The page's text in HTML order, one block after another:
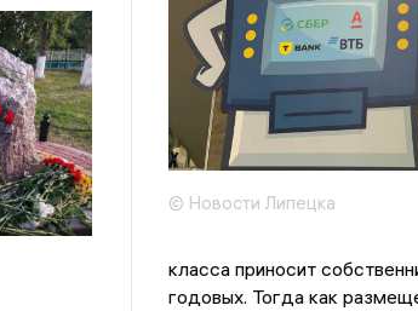
© Новости Липецка
класса приносит
годовых. Тогда как